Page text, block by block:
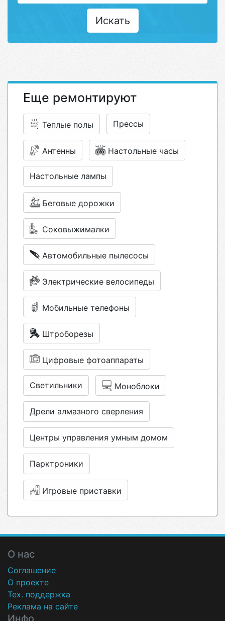
Искать
Еще ремонтируют
Теплые полы Прессы
Антенны Настольные часы
Настольные лампы
Беговые дорожки
Соковыжималки
Автомобильные пылесосы
Электрические велосипеды
Мобильные телефоны
Штроборезы
Цифровые фотоаппараты
Светильники Моноблоки
Дрели алмазного сверления
Центры управления умным домом
Парктроники
Игровые приставки
О нас
Соглашение
О проекте
Тех. поддержка
Реклама на сайте
Инфо